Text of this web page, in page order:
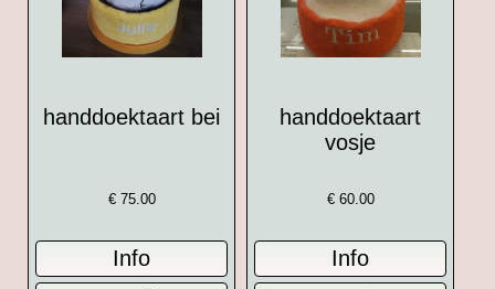
handdoektaart bei
€ 75.00
handdoektaart
vosje
€ 60.00